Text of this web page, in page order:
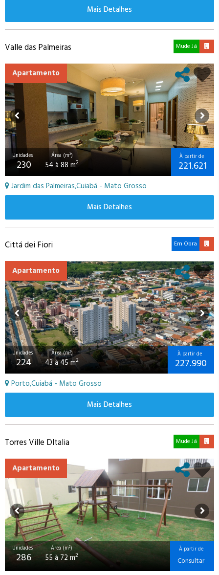
Mais Detalhes
Valle das Palmeiras Mude Já
Apartamento
Unidades
230
Área (m²)
54 à 88 m2
À partir de
221.621
Jardim das Palmeiras,Cuiabá - Mato Grosso
Mais Detalhes
Cittá dei Fiori Em Obra
Apartamento
Unidades
224
Área (m²)
43 à 45 m2
À partir de
227.990
Porto,Cuiabá - Mato Grosso
Mais Detalhes
Torres Ville DItalia Mude Já
Apartamento
Unidades
286
Área (m²)
55 à 72 m2
À partir de
Consultar